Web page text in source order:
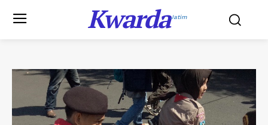
KwardaJatim